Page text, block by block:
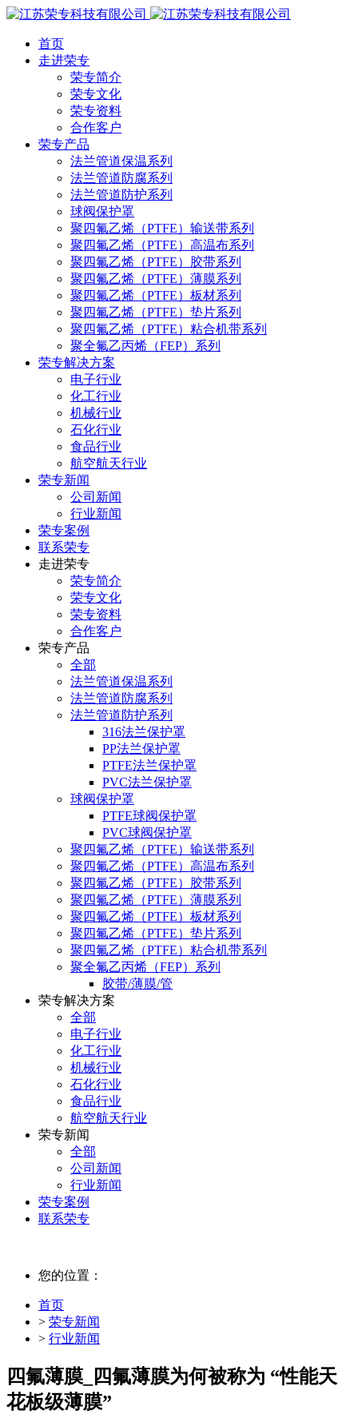
首页
走进荣专
荣专简介
荣专文化
荣专资料
合作客户
荣专产品
法兰管道保温系列
法兰管道防腐系列
法兰管道防护系列
球阀保护罩
聚四氟乙烯（PTFE）输送带系列
聚四氟乙烯（PTFE）高温布系列
聚四氟乙烯（PTFE）胶带系列
聚四氟乙烯（PTFE）薄膜系列
聚四氟乙烯（PTFE）板材系列
聚四氟乙烯（PTFE）垫片系列
聚四氟乙烯（PTFE）粘合机带系列
聚全氟乙丙烯（FEP）系列
荣专解决方案
电子行业
化工行业
机械行业
石化行业
食品行业
航空航天行业
荣专新闻
公司新闻
行业新闻
荣专案例
联系荣专
走进荣专
荣专简介
荣专文化
荣专资料
合作客户
荣专产品
全部
法兰管道保温系列
法兰管道防腐系列
法兰管道防护系列
316法兰保护罩
PP法兰保护罩
PTFE法兰保护罩
PVC法兰保护罩
球阀保护罩
PTFE球阀保护罩
PVC球阀保护罩
聚四氟乙烯（PTFE）输送带系列
聚四氟乙烯（PTFE）高温布系列
聚四氟乙烯（PTFE）胶带系列
聚四氟乙烯（PTFE）薄膜系列
聚四氟乙烯（PTFE）板材系列
聚四氟乙烯（PTFE）垫片系列
聚四氟乙烯（PTFE）粘合机带系列
聚全氟乙丙烯（FEP）系列
胶带/薄膜/管
荣专解决方案
全部
电子行业
化工行业
机械行业
石化行业
食品行业
航空航天行业
荣专新闻
全部
公司新闻
行业新闻
荣专案例
联系荣专
您的位置：
首页
> 荣专新闻
> 行业新闻
四氟薄膜_四氟薄膜为何被称为 “性能天
花板级薄膜”